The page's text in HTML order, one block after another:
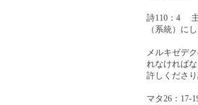
詩110：4 主
（系統）に
メルキゼデ
れなければ
許しくださ
マタ26：17-